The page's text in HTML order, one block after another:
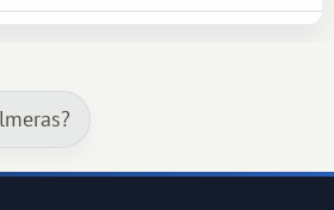
que ofrece el sistema
Entre ellas se encuentra
continente que ofrece una